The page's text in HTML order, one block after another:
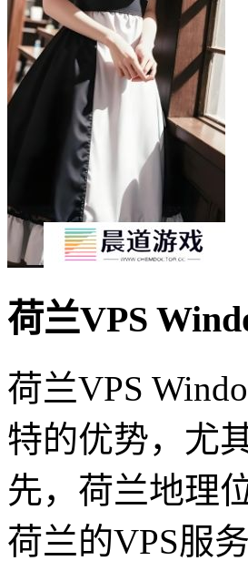
荷兰VPS
荷兰VPS
特的优势，尤
先，荷兰地理
荷兰的VPS服